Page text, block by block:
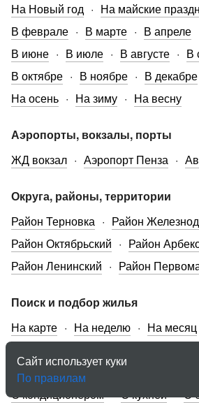
На Новый год
На майские
В феврале
В марте В апреле
В июне
В июле В августе
В
В октябре
В ноябре В декабре
На осень
На зиму На весну
Аэропорты, вокзалы, порты
ЖД вокзал
Аэропорт Пенза
Округа, районы, территории
Район Терновка
Район
Район Октябрьский
Район
Район Ленинский
Район
Поиск и подбор жилья
На карте
На неделю На месяц
Сначала дешевое
С кондиционером
С кухней С
Сайт использует куки
По правилам